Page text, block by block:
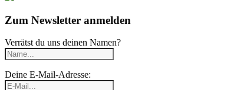
Zum Newsletter anmelden
Verrätst du uns deinen Namen?
Deine E-Mail-Adresse: